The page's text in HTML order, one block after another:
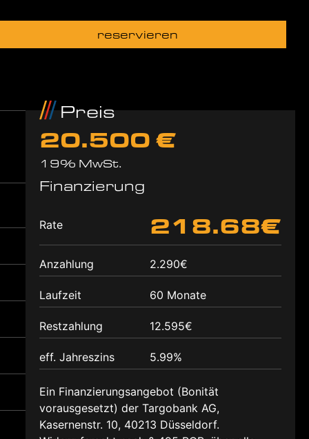
reservieren
Preis
20.500 €
19% MwSt.
Finanzierung
Rate 218.68€
Anzahlung 2.290€
Laufzeit 60 Monate
Restzahlung 12.595€
eff. Jahreszins 5.99%
Ein Finanzierungsangebot (Bonität
vorausgesetzt) der Targobank AG,
Kasernenstr. 10, 40213 Düsseldorf.